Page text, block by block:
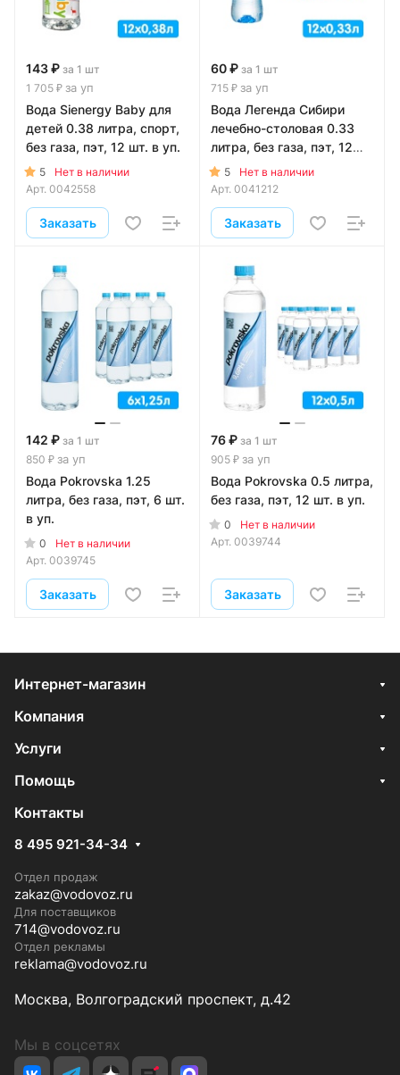
143 ₽ за 1 шт
1 705 ₽ за уп
Вода Sienergy Baby для
детей 0.38 литра, спорт,
без газа, пэт, 12 шт. в уп.
5
Нет в наличии
Арт. 0042558
Заказать
60 ₽ за 1 шт
715 ₽ за уп
Вода Легенда Сибири
лечебно-столовая 0.33
литра, без газа, пэт, 12
шт. в уп.
5
Нет в наличии
Арт. 0041212
Заказать
142 ₽ за 1 шт
850 ₽ за уп
Вода Pokrovska 1.25
литра, без газа, пэт, 6 шт.
в уп.
0
Нет в наличии
Арт. 0039745
Заказать
76 ₽ за 1 шт
905 ₽ за уп
Вода Pokrovska 0.5 литра,
без газа, пэт, 12 шт. в уп.
0
Нет в наличии
Арт. 0039744
Заказать
Интернет-магазин
Компания
Услуги
Помощь
Контакты
8 495 921-34-34
Отдел продаж
zakaz@vodovoz.ru
Для поставщиков
714@vodovoz.ru
Отдел рекламы
reklama@vodovoz.ru
Москва, Волгоградский проспект, д.42
Мы в соцсетях